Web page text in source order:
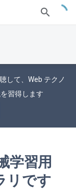
して、Web テクノ
習得します
学習用
リです